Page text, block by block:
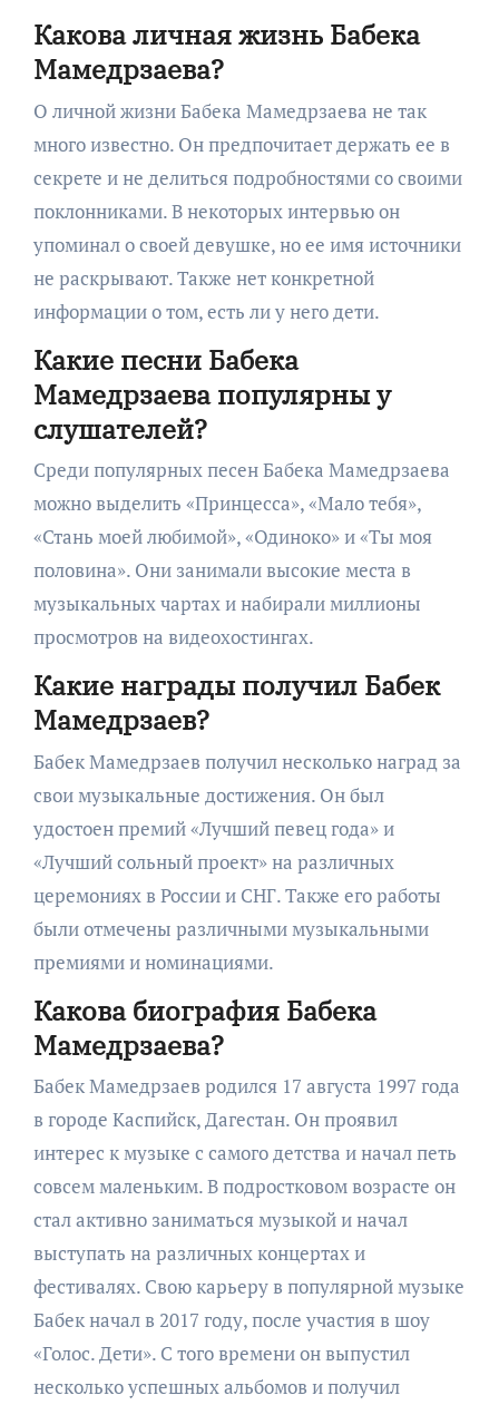
Какова личная жизнь Бабека
Мамедрзаева?
О личной жизни Бабека Мамедрзаева не так
много известно. Он предпочитает держать ее в
секрете и не делиться подробностями со своими
поклонниками. В некоторых интервью он
упоминал о своей девушке, но ее имя источники
не раскрывают. Также нет конкретной
информации о том, есть ли у него дети.
Какие песни Бабека
Мамедрзаева популярны у
слушателей?
Среди популярных песен Бабека Мамедрзаева
можно выделить «Принцесса», «Мало тебя»,
«Стань моей любимой», «Одиноко» и «Ты моя
половина». Они занимали высокие места в
музыкальных чартах и набирали миллионы
просмотров на видеохостингах.
Какие награды получил Бабек
Мамедрзаев?
Бабек Мамедрзаев получил несколько наград за
свои музыкальные достижения. Он был
удостоен премий «Лучший певец года» и
«Лучший сольный проект» на различных
церемониях в России и СНГ. Также его работы
были отмечены различными музыкальными
премиями и номинациями.
Какова биография Бабека
Мамедрзаева?
Бабек Мамедрзаев родился 17 августа 1997 года
в городе Каспийск, Дагестан. Он проявил
интерес к музыке с самого детства и начал петь
совсем маленьким. В подростковом возрасте он
стал активно заниматься музыкой и начал
выступать на различных концертах и
фестивалях. Свою карьеру в популярной музыке
Бабек начал в 2017 году, после участия в шоу
«Голос. Дети». С того времени он выпустил
несколько успешных альбомов и получил